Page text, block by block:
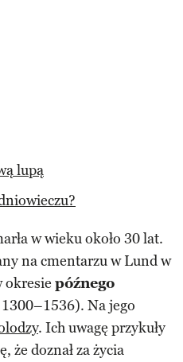
lupą
w wieku około 30 lat.
na cmentarzu w Lund w
okresie późnego
Na jego
. Ich uwagę przykuły
że doznał za życia